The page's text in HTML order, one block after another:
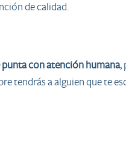
de calidad.
con atención humana,
tendrás a alguien que te